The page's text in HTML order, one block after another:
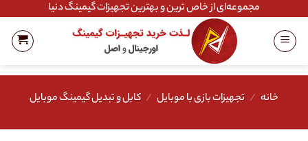
content
مجموعه‌ای از خاص ترین و بهترین تجهیزات گیمینگ دنیا
خانه / تجهیزات بازی با موبایل / کابل و تبدیل گیمینگ موبایل